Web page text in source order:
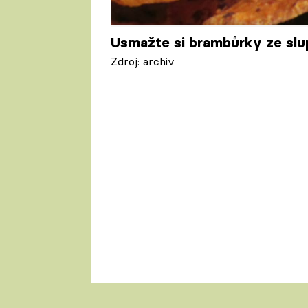
Usmažte si brambůrky ze
Zdroj: archiv